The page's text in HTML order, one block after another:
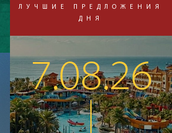
ЛУЧШИЕ ПРЕДЛОЖЕНИЯ
ДНЯ
7.08.26